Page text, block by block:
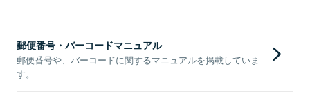
郵便番号・バーコードマニュアル
郵便番号や、バーコードに関するマニュアルを掲載していま
す。